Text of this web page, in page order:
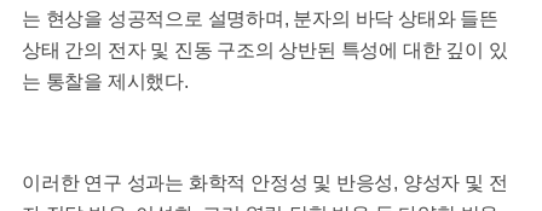
는 현상을 성공적으로 설명하며, 분자의 바닥 상태와 들뜬
상태 간의 전자 및 진동 구조의 상반된 특성에 대한 깊이 있
는 통찰을 제시했다.
이러한 연구 성과는 화학적 안정성 및 반응성, 양성자 및 전